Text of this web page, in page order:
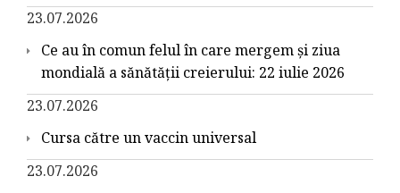
23.07.2026
Ce au în comun felul în care mergem și ziua
mondială a sănătății creierului: 22 iulie 2026
23.07.2026
Cursa către un vaccin universal
23.07.2026